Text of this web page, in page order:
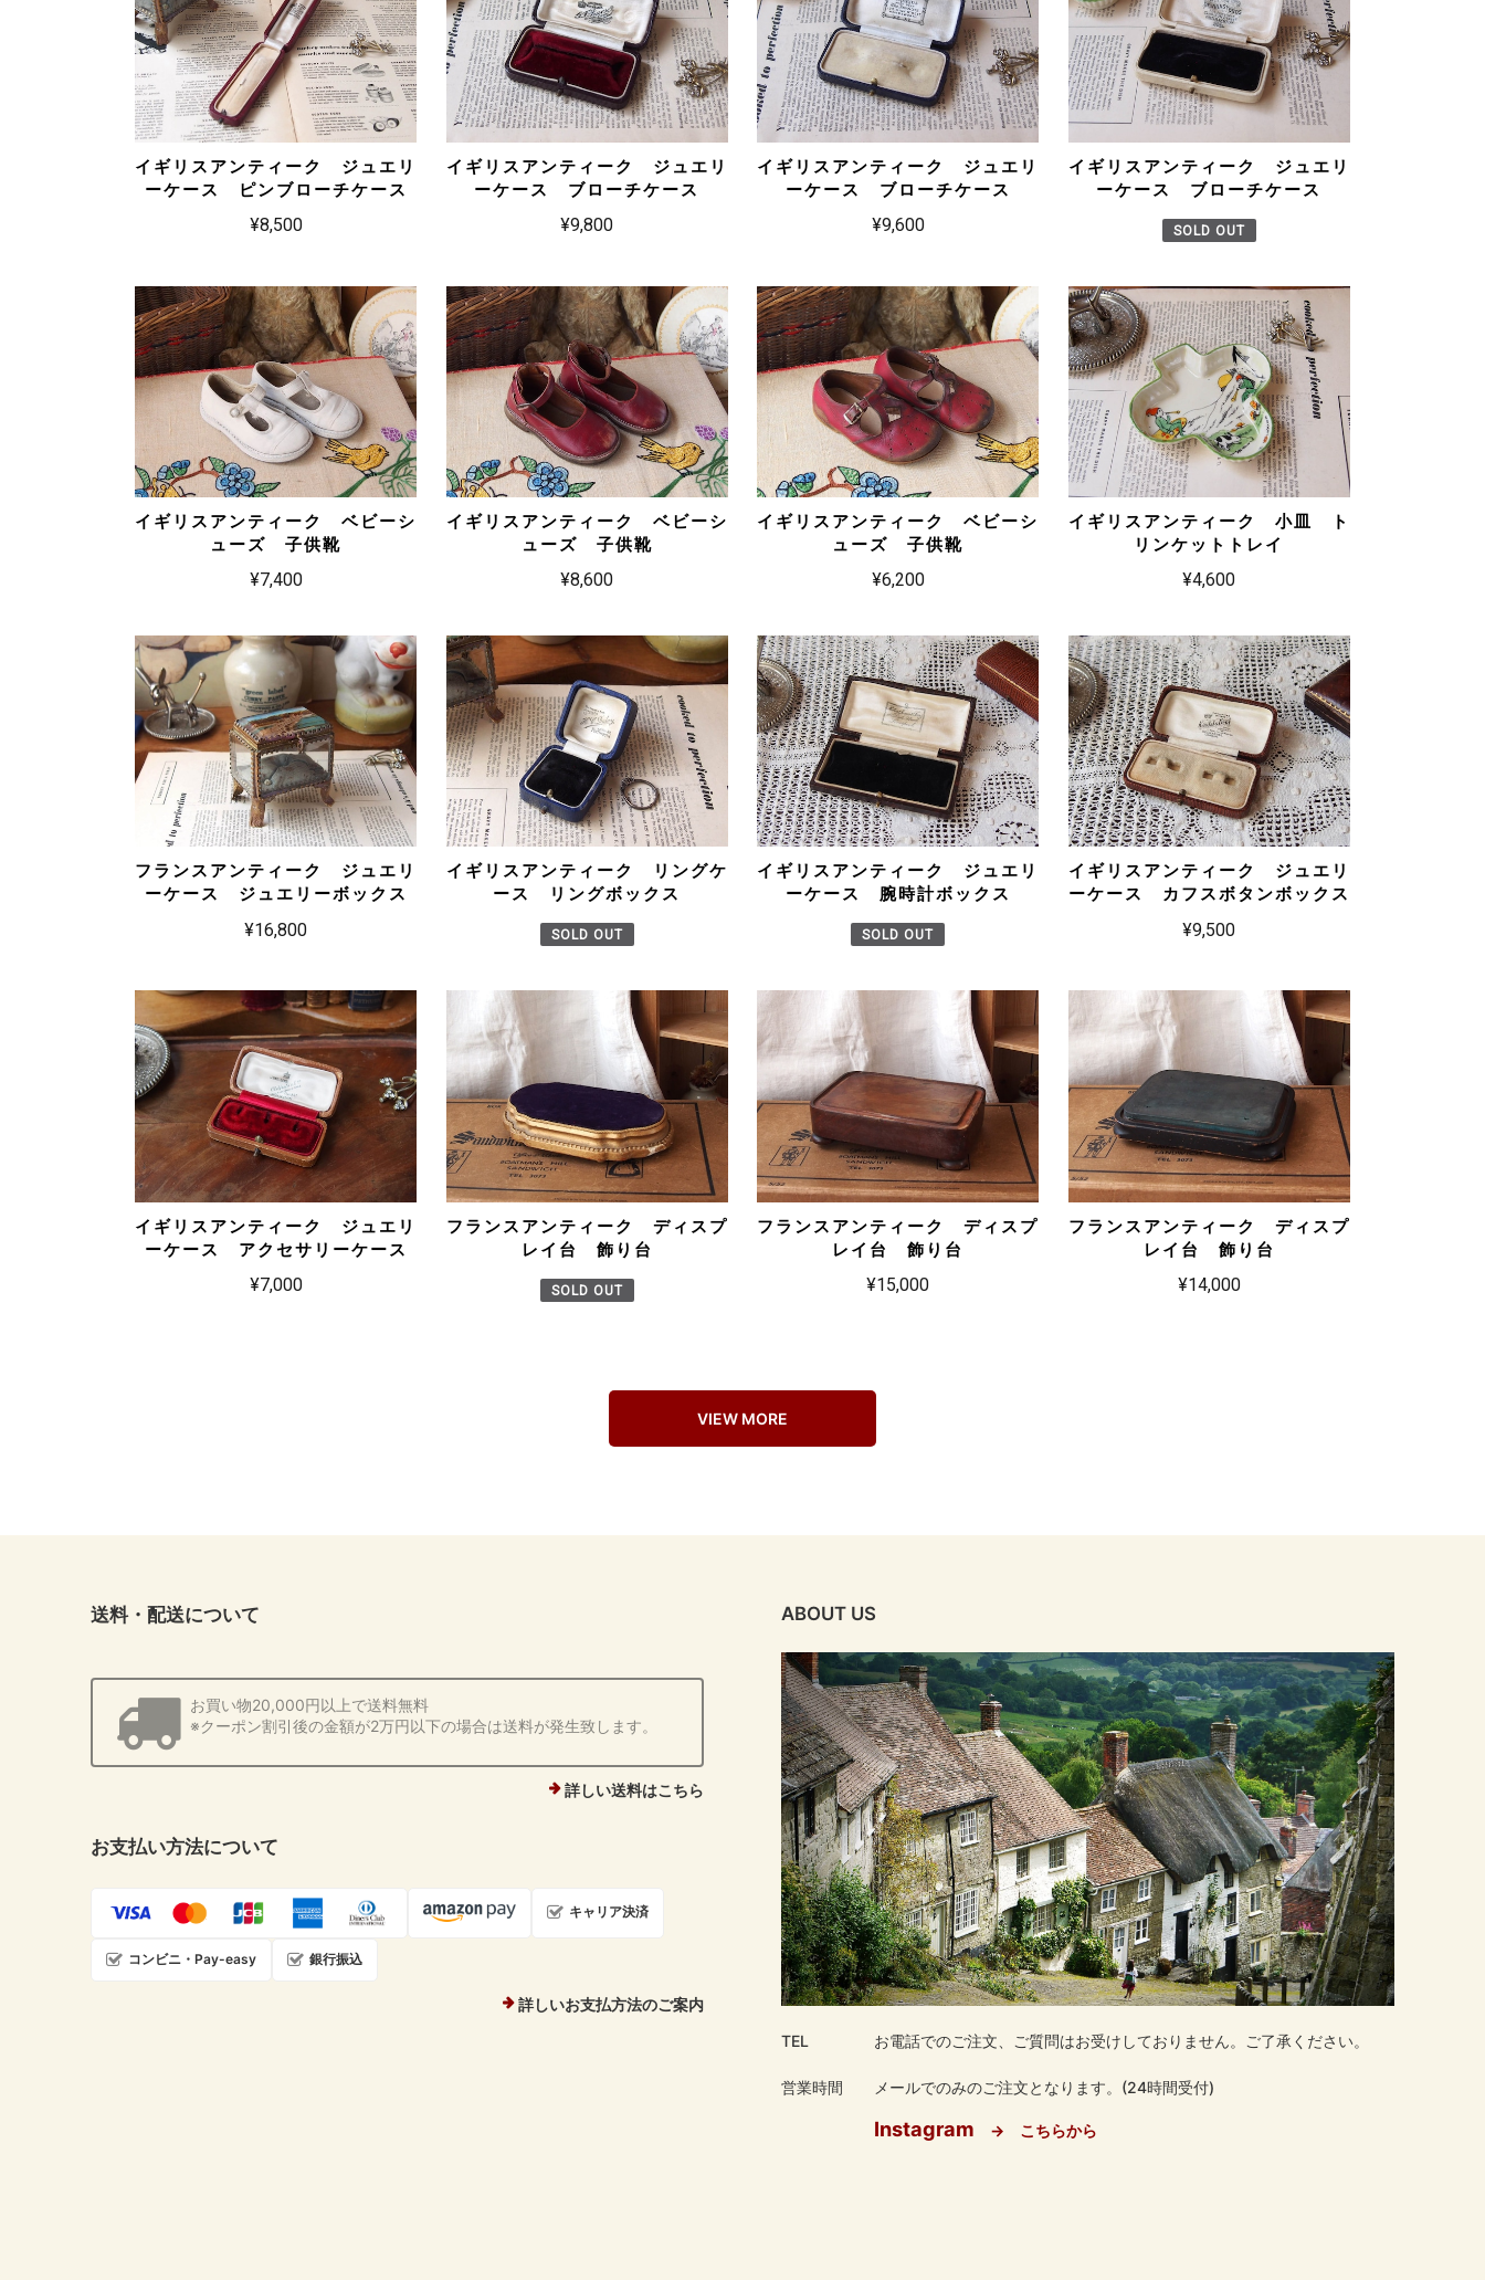
イギリスアンティーク ジュエリ
ーケース ピンブローチケース
¥8,500
イギリスアンティーク ジュエリ
ーケース ブローチケース
¥9,800
イギリスアンティーク ジュエリ
ーケース ブローチケース
¥9,600
イギリスアンティーク ジュエリ
ーケース ブローチケース
SOLD OUT
イギリスアンティーク ベビーシ
ューズ 子供靴
¥7,400
イギリスアンティーク ベビーシ
ューズ 子供靴
¥8,600
イギリスアンティーク ベビーシ
ューズ 子供靴
¥6,200
イギリスアンティーク 小皿 ト
リンケットトレイ
¥4,600
フランスアンティーク ジュエリ
ーケース ジュエリーボックス
¥16,800
イギリスアンティーク リングケ
ース リングボックス
SOLD OUT
イギリスアンティーク ジュエリ
ーケース 腕時計ボックス
SOLD OUT
イギリスアンティーク ジュエリ
ーケース カフスボタンボックス
¥9,500
イギリスアンティーク ジュエリ
ーケース アクセサリーケース
¥7,000
フランスアンティーク ディスプ
レイ台 飾り台
SOLD OUT
フランスアンティーク ディスプ
レイ台 飾り台
¥15,000
フランスアンティーク ディスプ
レイ台 飾り台
¥14,000
VIEW MORE
送料・配送について
お買い物20,000円以上で送料無料
※クーポン割引後の金額が2万円以下の場合は送料が発生致します。
詳しい送料はこちら
お支払い方法について
キャリア決済
コンビニ・Pay-easy 銀行振込
詳しいお支払方法のご案内
ABOUT US
TEL お電話でのご注文、ご質問はお受けしておりません。ご了承ください。
営業時間 メールでのみのご注文となります。(24時間受付)
Instagram → こちらから